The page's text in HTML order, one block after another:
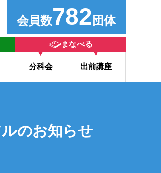
会員数782 団体
まなべる
分科会 出前講座
のお知らせ